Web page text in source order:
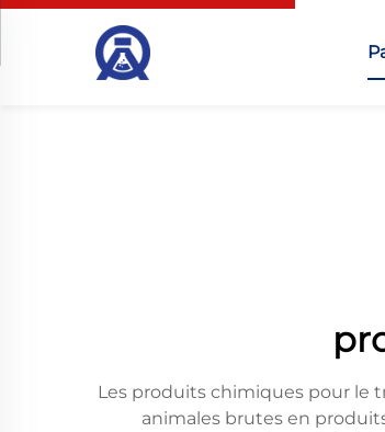
Les produits chimiques pour le
animales brutes en